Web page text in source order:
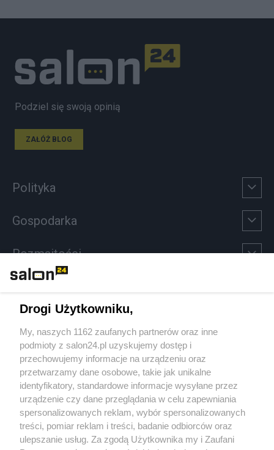
Podziel się swoją opinią
ZAŁÓŻ BLOG
Polityka
Gospodarka
Rozmaitości
Sport
Społeczeństwo
Kultura
X Facebook Instagram Youtube
Drogi Użytkowniku,
My, naszych 1162 zaufanych partnerów oraz inne
podmioty z salon24.pl uzyskujemy dostęp i
przechowujemy informacje na urządzeniu oraz
przetwarzamy dane osobowe, takie jak unikalne
identyfikatory, standardowe informacje wysyłane przez
urządzenie czy dane przeglądania w celu zapewniania
spersonalizowanych reklam, wybór spersonalizowanych
treści, pomiar reklam i treści, badanie odbiorców oraz
ulepszanie usług. Za zgodą Użytkownika my i Zaufani